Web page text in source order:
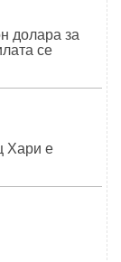
долара за
се
Хари е